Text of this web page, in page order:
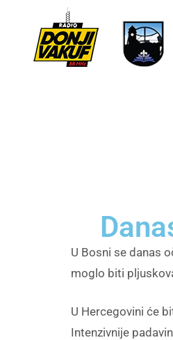
U Bosni se danas
moglo biti
U Hercegovini će
Intenzivnije